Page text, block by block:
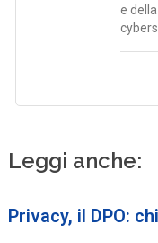
e
Leggi anche:
Privacy, il DPO: